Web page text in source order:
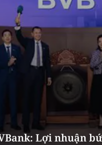
Lợi nhuận